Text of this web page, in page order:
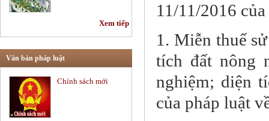
Soạn thảo hợp đồng
Tư vấn pháp luật lao
Xem tiếp
Văn bản pháp luật
Chính sách mới
11/11/2016
1. Miễn thuế
tích đất nông
nghiệm; diện
của pháp luật